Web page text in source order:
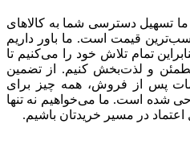
تسهیل دسترسی شما به کالاهای
قیمت است. ما باور داریم
تمام تلاش خود را می‌کنیم تا
مطمئن و لذت‌بخش کنیم. از تضمین
پس از فروش، همه چیز برای
شده است. ما می‌خواهیم نه تنها
در مسیر خریدتان باشیم.